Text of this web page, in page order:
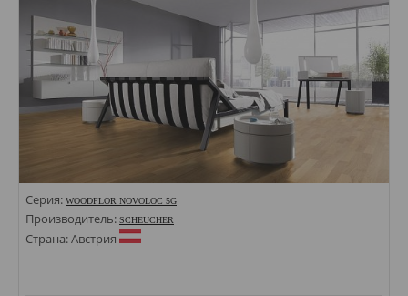
Серия: WOODFLOR NOVOLOC 5G
Производитель: SCHEUCHER
Страна: Австрия